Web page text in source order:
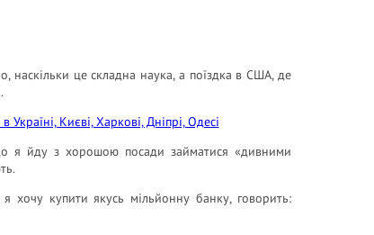
наскільки це складна наука, а поїздка в США, де
я йду з хорошою посади займатися «дивними
хочу купити якусь мільйонну банку, говорить: